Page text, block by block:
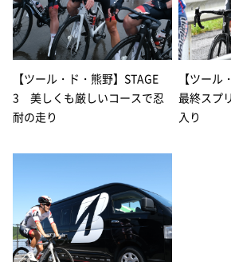
【ツール・ド・熊野】STAGE
3 美しくも厳しいコースで忍
耐の走り
【ツール
最終スプ
入り